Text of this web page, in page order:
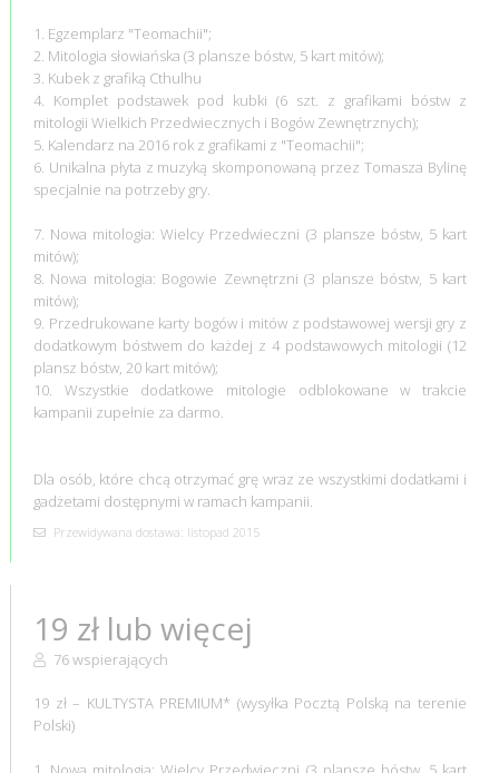
1. Egzemplarz "Teomachii";
2. Mitologia słowiańska (3 plansze bóstw, 5 kart mitów);
3. Kubek z grafiką Cthulhu
4. Komplet podstawek pod kubki (6 szt. z grafikami bóstw z
mitologii Wielkich Przedwiecznych i Bogów Zewnętrznych);
5. Kalendarz na 2016 rok z grafikami z "Teomachii";
6. Unikalna płyta z muzyką skomponowaną przez Tomasza Bylinę
specjalnie na potrzeby gry.
7. Nowa mitologia: Wielcy Przedwieczni (3 plansze bóstw, 5 kart
mitów);
8. Nowa mitologia: Bogowie Zewnętrzni (3 plansze bóstw, 5 kart
mitów);
9. Przedrukowane karty bogów i mitów z podstawowej wersji gry z
dodatkowym bóstwem do każdej z 4 podstawowych mitologii (12
plansz bóstw, 20 kart mitów);
10. Wszystkie dodatkowe mitologie odblokowane w trakcie
kampanii zupełnie za darmo.
Dla osób, które chcą otrzymać grę wraz ze wszystkimi dodatkami i
gadżetami dostępnymi w ramach kampanii.
Przewidywana dostawa: listopad 2015
19 zł lub więcej
76 wspierających
19 zł – KULTYSTA PREMIUM* (wysyłka Pocztą Polską na terenie
Polski)